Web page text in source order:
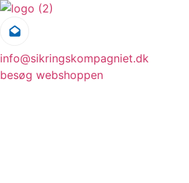
Videre
info@sikringskompagniet.dk
besøg webshoppen